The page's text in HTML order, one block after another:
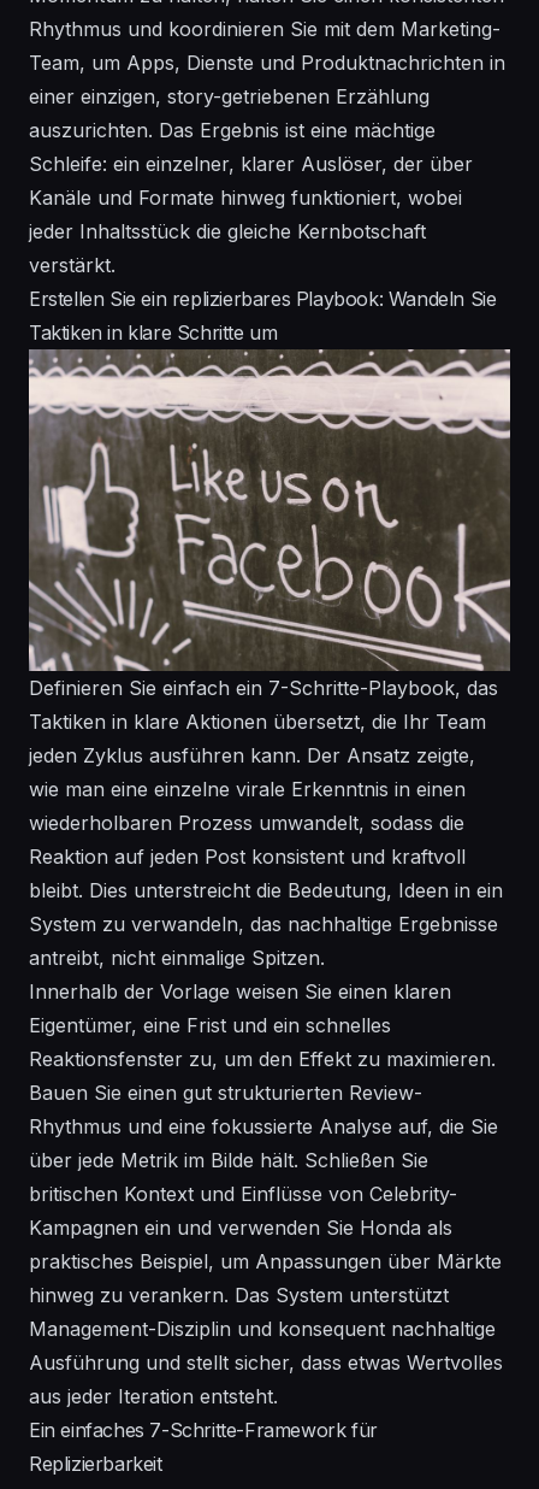
Rhythmus und koordinieren Sie mit dem Marketing-
Team, um Apps, Dienste und Produktnachrichten in
einer einzigen, story-getriebenen Erzählung
auszurichten. Das Ergebnis ist eine mächtige
Schleife: ein einzelner, klarer Auslöser, der über
Kanäle und Formate hinweg funktioniert, wobei
jeder Inhaltsstück die gleiche Kernbotschaft
verstärkt.
Erstellen Sie ein replizierbares Playbook: Wandeln Sie
Taktiken in klare Schritte um
Definieren Sie einfach ein 7-Schritte-Playbook, das
Taktiken in klare Aktionen übersetzt, die Ihr Team
jeden Zyklus ausführen kann. Der Ansatz zeigte,
wie man eine einzelne virale Erkenntnis in einen
wiederholbaren Prozess umwandelt, sodass die
Reaktion auf jeden Post konsistent und kraftvoll
bleibt. Dies unterstreicht die Bedeutung, Ideen in ein
System zu verwandeln, das nachhaltige Ergebnisse
antreibt, nicht einmalige Spitzen.
Innerhalb der Vorlage weisen Sie einen klaren
Eigentümer, eine Frist und ein schnelles
Reaktionsfenster zu, um den Effekt zu maximieren.
Bauen Sie einen gut strukturierten Review-
Rhythmus und eine fokussierte Analyse auf, die Sie
über jede Metrik im Bilde hält. Schließen Sie
britischen Kontext und Einflüsse von Celebrity-
Kampagnen ein und verwenden Sie Honda als
praktisches Beispiel, um Anpassungen über Märkte
hinweg zu verankern. Das System unterstützt
Management-Disziplin und konsequent nachhaltige
Ausführung und stellt sicher, dass etwas Wertvolles
aus jeder Iteration entsteht.
Ein einfaches 7-Schritte-Framework für
Replizierbarkeit